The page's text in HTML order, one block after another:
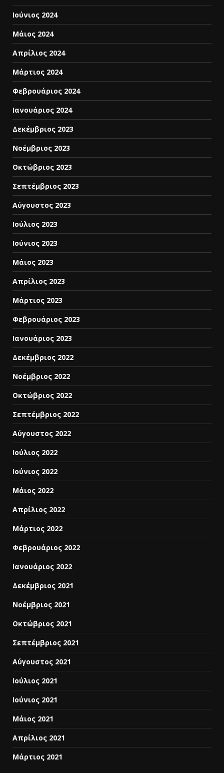
Ιούνιος 2024
Μάιος 2024
Απρίλιος 2024
Μάρτιος 2024
Φεβρουάριος 2024
Ιανουάριος 2024
Δεκέμβριος 2023
Νοέμβριος 2023
Οκτώβριος 2023
Σεπτέμβριος 2023
Αύγουστος 2023
Ιούλιος 2023
Ιούνιος 2023
Μάιος 2023
Απρίλιος 2023
Μάρτιος 2023
Φεβρουάριος 2023
Ιανουάριος 2023
Δεκέμβριος 2022
Νοέμβριος 2022
Οκτώβριος 2022
Σεπτέμβριος 2022
Αύγουστος 2022
Ιούλιος 2022
Ιούνιος 2022
Μάιος 2022
Απρίλιος 2022
Μάρτιος 2022
Φεβρουάριος 2022
Ιανουάριος 2022
Δεκέμβριος 2021
Νοέμβριος 2021
Οκτώβριος 2021
Σεπτέμβριος 2021
Αύγουστος 2021
Ιούλιος 2021
Ιούνιος 2021
Μάιος 2021
Απρίλιος 2021
Μάρτιος 2021